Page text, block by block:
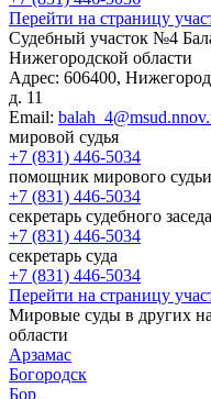
Перейти на страницу
Судебный участок №4
Нижегородской области
Адрес: 606400,
д. 11
Email:
мировой судья
+7 (831) 446-5034
помощник мирового судьи
+7 (831) 446-5034
секретарь судебного
+7 (831) 446-5034
секретарь суда
+7 (831) 446-5034
Перейти на страницу
Мировые суды в других
области
Арзамас
Богородск
Бор